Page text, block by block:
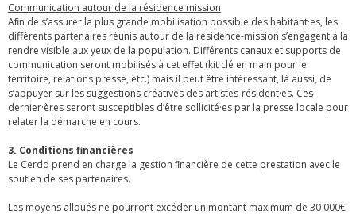
Communication autour de la résidence mission
Aﬁn de s’assurer la plus grande mobilisation possible des habitant·es, les
différents partenaires réunis autour de la résidence-mission s’engagent à la
rendre visible aux yeux de la population. Différents canaux et supports de
communication seront mobilisés à cet effet (kit clé en main pour le
territoire, relations presse, etc.) mais il peut être intéressant, là aussi, de
s’appuyer sur les suggestions créatives des artistes-résident·es. Ces
dernier·ères seront susceptibles d’être sollicité·es par la presse locale pour
relater la démarche en cours.
3. Conditions financières
Le Cerdd prend en charge la gestion ﬁnancière de cette prestation avec le
soutien de ses partenaires.
Les moyens alloués ne pourront excéder un montant maximum de 30 000€